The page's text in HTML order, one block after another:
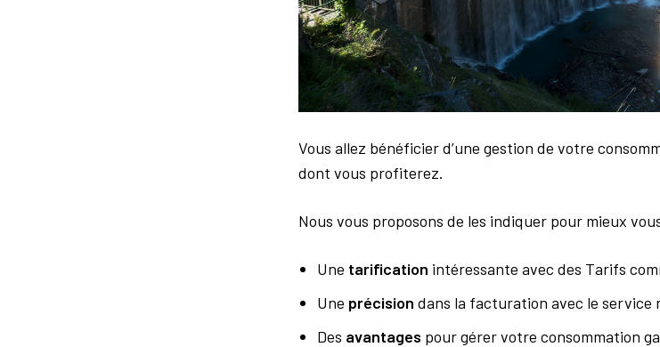
Vous allez bénéficier d’une gestion de votre
dont vous profiterez.
Nous vous proposons de les indiquer pour mieux
Une tarification intéressante avec des Tarifs
Une précision dans la facturation avec le service
Des avantages pour gérer votre consommation